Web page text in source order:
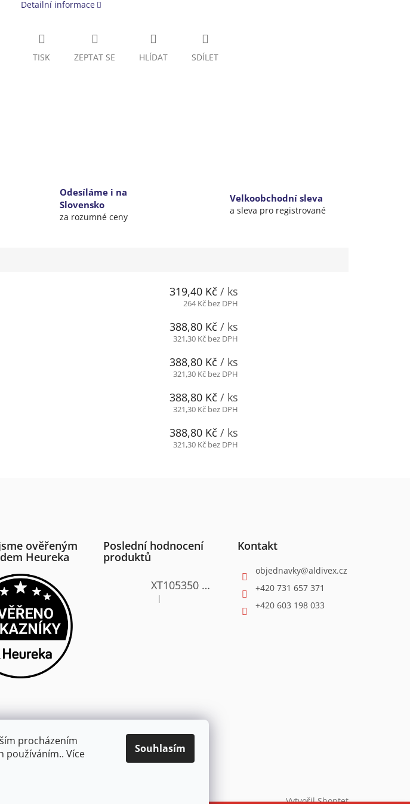
procházením
používáním.. Více
Souhlasím
Detailní informace
TISK ZEPTAT SE HLÍDAT SDÍLET
Odesíláme i na
Slovensko
za rozumné ceny
Velkoobchodní sleva
a sleva pro registrované
319,40 Kč / ks
264 Kč bez DPH
388,80 Kč / ks
321,30 Kč bez DPH
388,80 Kč / ks
321,30 Kč bez DPH
388,80 Kč / ks
321,30 Kč bez DPH
388,80 Kč / ks
321,30 Kč bez DPH
ověřeným
Heureka
Poslední hodnocení
produktů
XT105350 Satinační válcová bruska 1300W
Hodnocení produktu je 4 z 5 hvězdiček.
|
Kontakt
objednavky@aldivex.cz
+420 731 657 371
+420 603 198 033
Vytvořil Shoptet